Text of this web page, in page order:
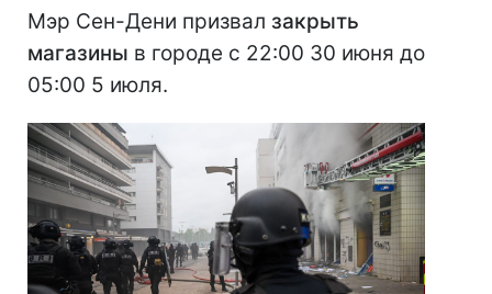
Мэр Сен-Дени призвал закрыть
магазины в городе с 22:00 30 июня до
05:00 5 июля.